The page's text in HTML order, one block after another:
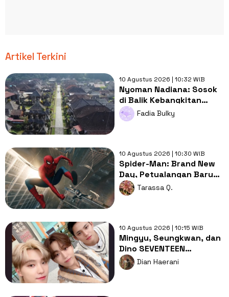
Artikel Terkini
10 Agustus 2026 | 10:32 WIB
Nyoman Nadiana: Sosok
di Balik Kebangkitan
Garam Tradisional Bali
yang Tembus Pasar
Fadia Bulky
10 Agustus 2026 | 10:30 WIB
Spider-Man: Brand New
Day, Petualangan Baru
Peter Parker Setelah No
Way Home
Tarassa Q.
10 Agustus 2026 | 10:15 WIB
Mingyu, Seungkwan, dan
Dino SEVENTEEN
Umumkan Tanggal Resmi
Wajib Militer
Dian Haerani